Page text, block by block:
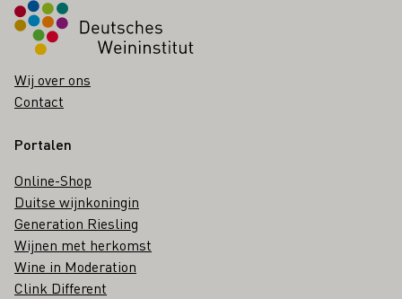
Wij over ons
Contact
Portalen
Online-Shop
Duitse wijnkoningin
Generation Riesling
Wijnen met herkomst
Wine in Moderation
Clink Different